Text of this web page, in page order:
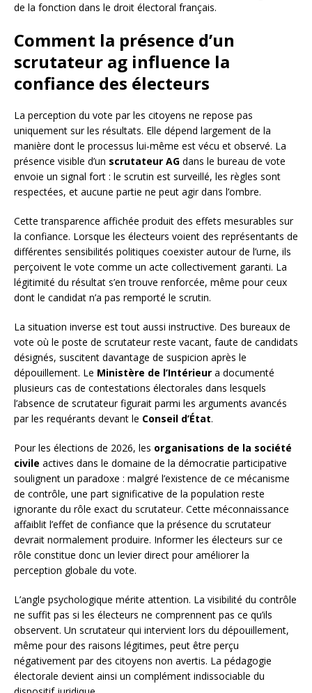
de la fonction dans le droit électoral français.
Comment la présence d’un
scrutateur ag influence la
confiance des électeurs
La perception du vote par les citoyens ne repose pas
uniquement sur les résultats. Elle dépend largement de la
manière dont le processus lui-même est vécu et observé. La
présence visible d’un scrutateur AG dans le bureau de vote
envoie un signal fort : le scrutin est surveillé, les règles sont
respectées, et aucune partie ne peut agir dans l’ombre.
Cette transparence affichée produit des effets mesurables sur
la confiance. Lorsque les électeurs voient des représentants de
différentes sensibilités politiques coexister autour de l’urne, ils
perçoivent le vote comme un acte collectivement garanti. La
légitimité du résultat s’en trouve renforcée, même pour ceux
dont le candidat n’a pas remporté le scrutin.
La situation inverse est tout aussi instructive. Des bureaux de
vote où le poste de scrutateur reste vacant, faute de candidats
désignés, suscitent davantage de suspicion après le
dépouillement. Le Ministère de l’Intérieur a documenté
plusieurs cas de contestations électorales dans lesquels
l’absence de scrutateur figurait parmi les arguments avancés
par les requérants devant le Conseil d’État.
Pour les élections de 2026, les organisations de la société
civile actives dans le domaine de la démocratie participative
soulignent un paradoxe : malgré l’existence de ce mécanisme
de contrôle, une part significative de la population reste
ignorante du rôle exact du scrutateur. Cette méconnaissance
affaiblit l’effet de confiance que la présence du scrutateur
devrait normalement produire. Informer les électeurs sur ce
rôle constitue donc un levier direct pour améliorer la
perception globale du vote.
L’angle psychologique mérite attention. La visibilité du contrôle
ne suffit pas si les électeurs ne comprennent pas ce qu’ils
observent. Un scrutateur qui intervient lors du dépouillement,
même pour des raisons légitimes, peut être perçu
négativement par des citoyens non avertis. La pédagogie
électorale devient ainsi un complément indissociable du